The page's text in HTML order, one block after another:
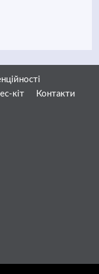
кіт
Контакти